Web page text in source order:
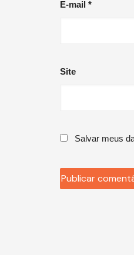
E-mail *
Site
Salvar meus